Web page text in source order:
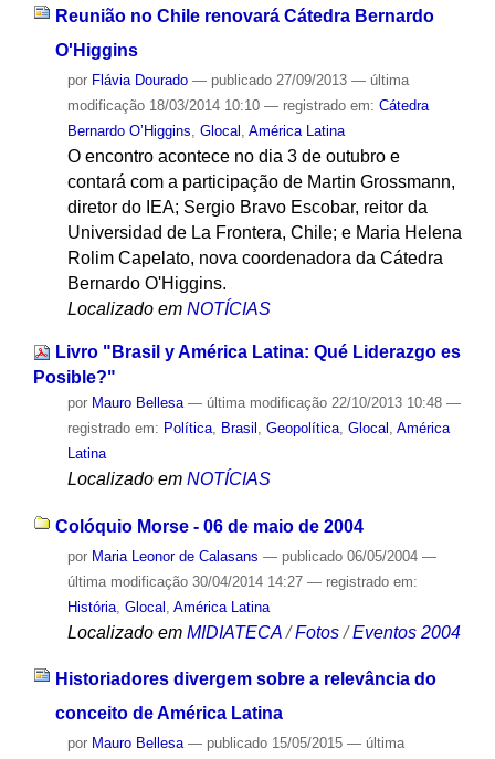
Reunião no Chile renovará Cátedra Bernardo
O'Higgins
por Flávia Dourado — publicado27/09/2013 — última
modificação18/03/2014 10:10 — registrado em: Cátedra
Bernardo O’Higgins, Glocal , América Latina
O encontro acontece no dia 3 de outubro e
contará com a participação de Martin Grossmann,
diretor do IEA; Sergio Bravo Escobar, reitor da
Universidad de La Frontera, Chile; e Maria Helena
Rolim Capelato, nova coordenadora da Cátedra
Bernardo O'Higgins.
Localizado em NOTÍCIAS
Livro "Brasil y América Latina: Qué Liderazgo es
Posible?"
por Mauro Bellesa — última modificação22/10/2013 10:48 —
registrado em: Política, Brasil , Geopolítica, Glocal , América
Latina
Localizado em NOTÍCIAS
Colóquio Morse - 06 de maio de 2004
por Maria Leonor de Calasans — publicado06/05/2004 —
última modificação30/04/2014 14:27 — registrado em:
História, Glocal América Latina
Localizado em MIDIATECA /Fotos /Eventos 2004
Historiadores divergem sobre a relevância do
conceito de América Latina
por Mauro Bellesa — publicado15/05/2015 — última